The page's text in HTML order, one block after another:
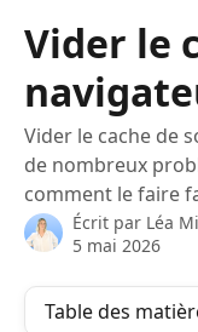
Vider le
Vider le cache de
de nombreux
comment le faire
Écrit par Léa
5 mai 2026
Table des